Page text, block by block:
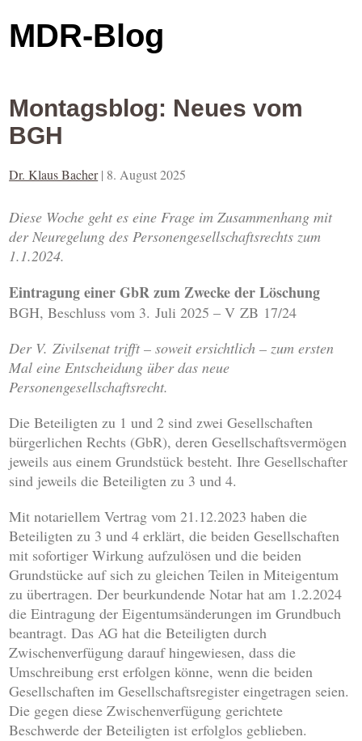
MDR-Blog
Montagsblog: Neues vom
BGH
Dr. Klaus Bacher | 8. August 2025
Diese Woche geht es eine Frage im Zusammenhang mit
der Neuregelung des Personengesellschaftsrechts zum
1.1.2024.
Eintragung einer GbR zum Zwecke der Löschung
BGH, Beschluss vom 3. Juli 2025 – V ZB 17/24
Der V. Zivilsenat trifft – soweit ersichtlich – zum ersten
Mal eine Entscheidung über das neue
Personengesellschaftsrecht.
Die Beteiligten zu 1 und 2 sind zwei Gesellschaften
bürgerlichen Rechts (GbR), deren Gesellschaftsvermögen
jeweils aus einem Grundstück besteht. Ihre Gesellschafter
sind jeweils die Beteiligten zu 3 und 4.
Mit notariellem Vertrag vom 21.12.2023 haben die
Beteiligten zu 3 und 4 erklärt, die beiden Gesellschaften
mit sofortiger Wirkung aufzulösen und die beiden
Grundstücke auf sich zu gleichen Teilen in Miteigentum
zu übertragen. Der beurkundende Notar hat am 1.2.2024
die Eintragung der Eigentumsänderungen im Grundbuch
beantragt. Das AG hat die Beteiligten durch
Zwischenverfügung darauf hingewiesen, dass die
Umschreibung erst erfolgen könne, wenn die beiden
Gesellschaften im Gesellschaftsregister eingetragen seien.
Die gegen diese Zwischenverfügung gerichtete
Beschwerde der Beteiligten ist erfolglos geblieben.